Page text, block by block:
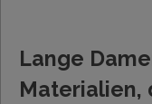
Lange
Materialien,